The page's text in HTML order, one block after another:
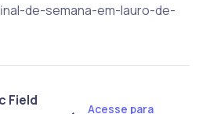
de-semana-em-lauro-de-
Field
Acesse para